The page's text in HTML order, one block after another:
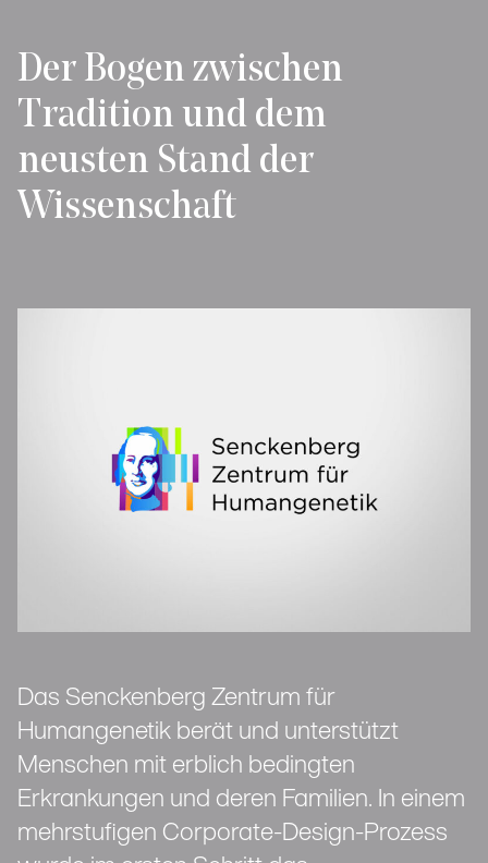
Der Bogen zwischen
Tradition und dem
neusten Stand der
Wissenschaft
Das Senckenberg Zentrum für
Humangenetik berät und unterstützt
Menschen mit erblich bedingten
Erkrankungen und deren Familien. In einem
mehrstufigen Corporate-Design-Prozess